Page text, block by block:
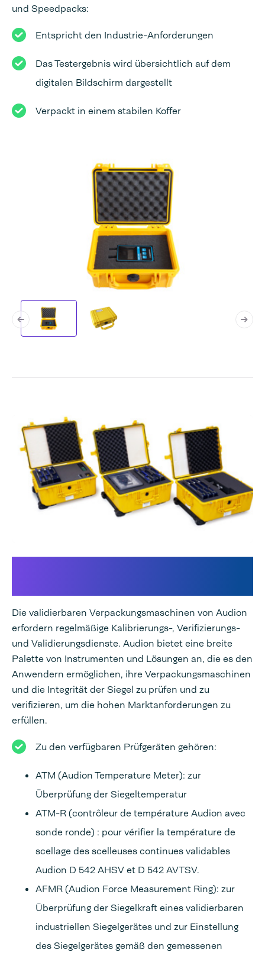
und Speedpacks:
Entspricht den Industrie-Anforderungen
Das Testergebnis wird übersichtlich auf dem
digitalen Bildschirm dargestellt
Verpackt in einem stabilen Koffer
Die validierbaren Verpackungsmaschinen von Audion
erfordern regelmäßige Kalibrierungs-, Verifizierungs-
und Validierungsdienste. Audion bietet eine breite
Palette von Instrumenten und Lösungen an, die es den
Anwendern ermöglichen, ihre Verpackungsmaschinen
und die Integrität der Siegel zu prüfen und zu
verifizieren, um die hohen Marktanforderungen zu
erfüllen.
Zu den verfügbaren Prüfgeräten gehören:
ATM (Audion Temperature Meter): zur
Überprüfung der Siegeltemperatur
ATM-R (contrôleur de température Audion avec
sonde ronde) : pour vérifier la température de
scellage des scelleuses continues validables
Audion D 542 AHSV et D 542 AVTSV.
AFMR (Audion Force Measurement Ring): zur
Überprüfung der Siegelkraft eines validierbaren
industriellen Siegelgerätes und zur Einstellung
des Siegelgerätes gemäß den gemessenen